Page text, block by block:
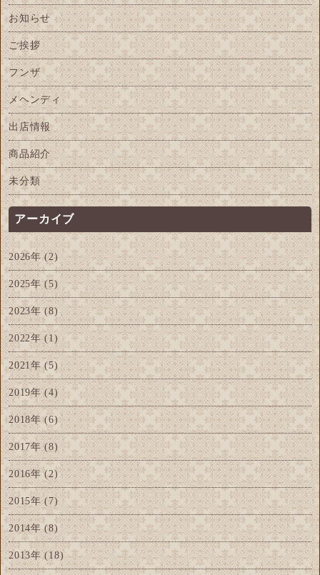
お知らせ
ご挨拶
フンザ
メヘンディ
出店情報
商品紹介
未分類
アーカイブ
2026年(2)
2025年(5)
2023年(8)
2022年(1)
2021年(5)
2019年(4)
2018年(6)
2017年(8)
2016年(2)
2015年(7)
2014年(8)
2013年(18)